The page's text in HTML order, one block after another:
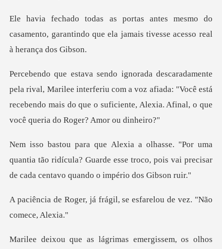
smo do
casamento, garantindo que ela jamai
e interferiu com a voz afiada: "Você está
recebendo mais do que o sufi
uantia tão ridícula? Guarde esse troco, pois vai prec
frágil, se esfarelou de v